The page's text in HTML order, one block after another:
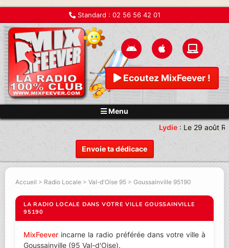
Standard : 02 56 56 42 01
Ecoutez MixFeever !
Menu
Envoie ta dédicace
Lydie: Le 29 août
Accueil > Radio Locale > Val-d'Oise 95 > Goussainville 95190
LA RADIO LOCALE DANS VOTRE VILLE GOUSSAINVILLE
95190
MixFeever incarne la radio préférée dans votre ville à
Goussainville (95 Val-d'Oise).